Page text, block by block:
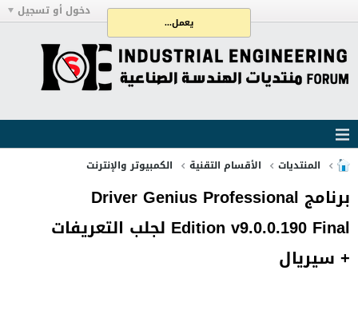
دخول أو تسجيل
المنتديات الأقسام التقنية الكمبيوتر والإنترنت
برنامج Driver Genius Professional
Edition v9.0.0.190 Final لجلب التعريفات
+ سيريال
يعمل...